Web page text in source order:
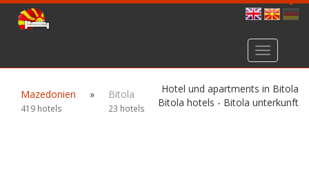
Toggle
navigation
Mazedonien
419 hotels
» Bitola
23 hotels
Hotel und apartments in Bitola
Bitola hotels - Bitola unterkunft